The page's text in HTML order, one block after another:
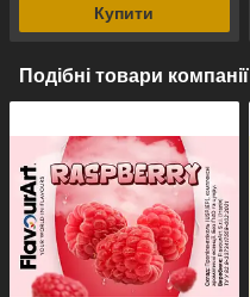
Купити
Подібні товари компанії